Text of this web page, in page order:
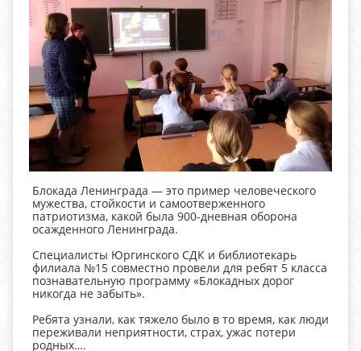
Блокада Ленинграда — это пример человеческого
мужества, стойкости и самоотверженного
патриотизма, какой была 900-дневная оборона
осажденного Ленинграда.
Специалисты Юргинского СДК и библиотекарь
филиала №15 совместно провели для ребят 5 класса
познавательную программу «Блокадных дорог
никогда не забыть».
Ребята узнали, как тяжело было в то время, как люди
переживали неприятности, страх, ужас потери
родных….